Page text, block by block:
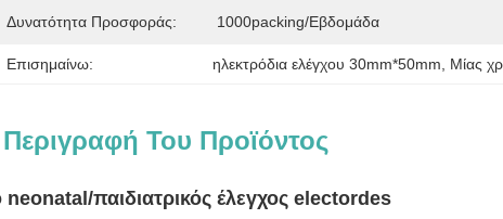
Δυνατότητα Προσφοράς: 1000packing/εβδομάδα
Επισημαίνω: ηλεκτρόδια ελέγχου 30mm*50mm Μίας
Περιγραφή Του Προϊόντος
neonatal/παιδιατρικός έλεγχος electordes